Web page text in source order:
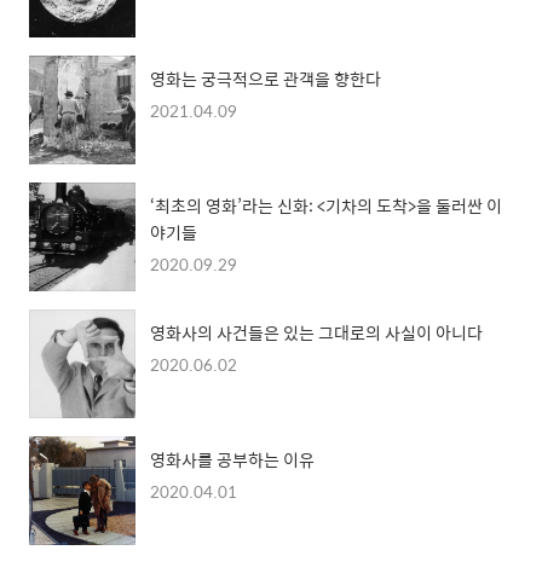
영화는 궁극적으로 관객을 향한다
2021.04.09
‘최초의 영화’라는 신화: <기차의 도착>을 둘러싼 이
야기들
2020.09.29
영화사의 사건들은 있는 그대로의 사실이 아니다
2020.06.02
영화사를 공부하는 이유
2020.04.01